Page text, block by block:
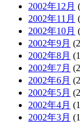
2002年12月
2002年11月
2002年10月
2002年9月
2002年8月
2002年7月
2002年6月
2002年5月
2002年4月
2002年3月